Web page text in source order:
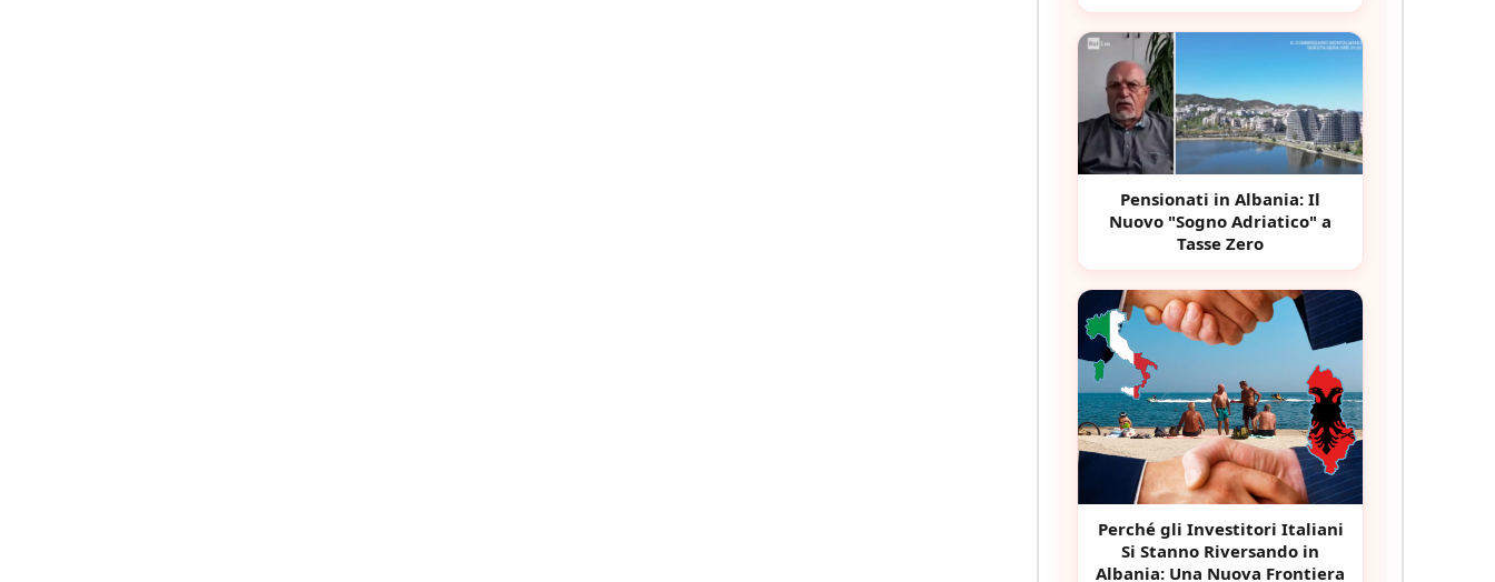
Pensionati in Albania: Il
Nuovo "Sogno Adriatico" a
Tasse Zero
Perché gli Investitori Italiani
Si Stanno Riversando in
Albania: Una Nuova Frontiera